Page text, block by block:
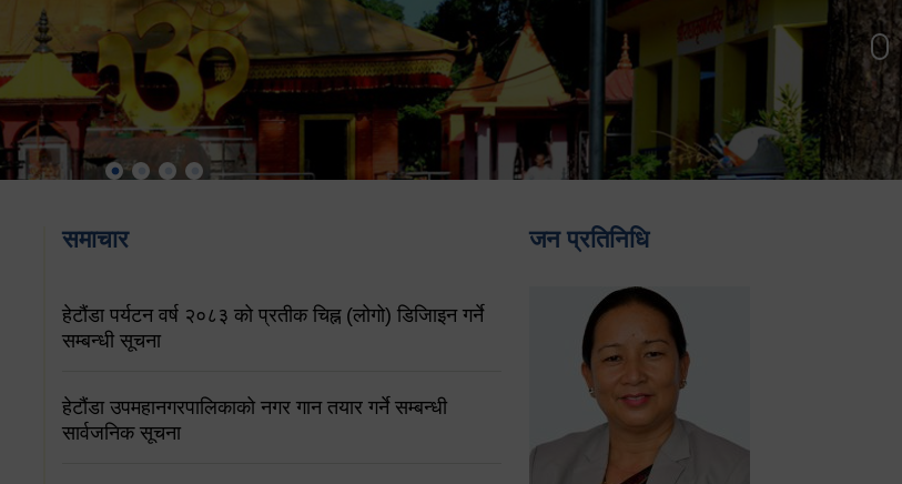
समाचार
हेटौंडा पर्यटन वर्ष २०८३ को प्रतीक चिह्न (लोगो) डिजिाइन गर्ने
सम्बन्धी सूचना
हेटौंडा उपमहानगरपालिकाको नगर गान तयार गर्ने सम्बन्धी
सार्वजनिक सूचना
जन प्रतिनिधि